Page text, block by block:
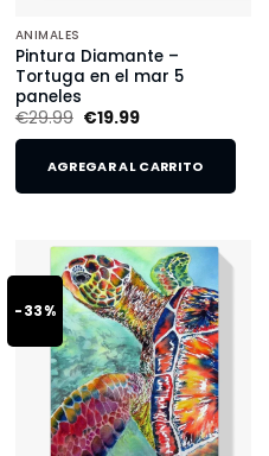
ANIMALES
Pintura Diamante –
Tortuga en el mar 5
paneles
€29.99 €19.99
AGREGAR AL CARRITO
-33%